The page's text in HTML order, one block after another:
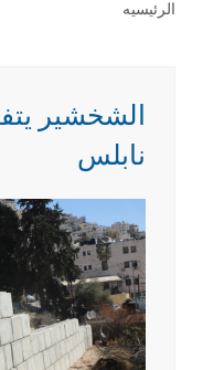
الرئيسيه
الشخشير
نابلس